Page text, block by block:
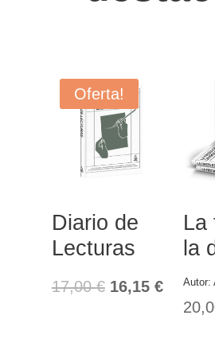
Oferta!
Diario de
Lecturas
17,00€ 16,15 €
La
la
Autor: